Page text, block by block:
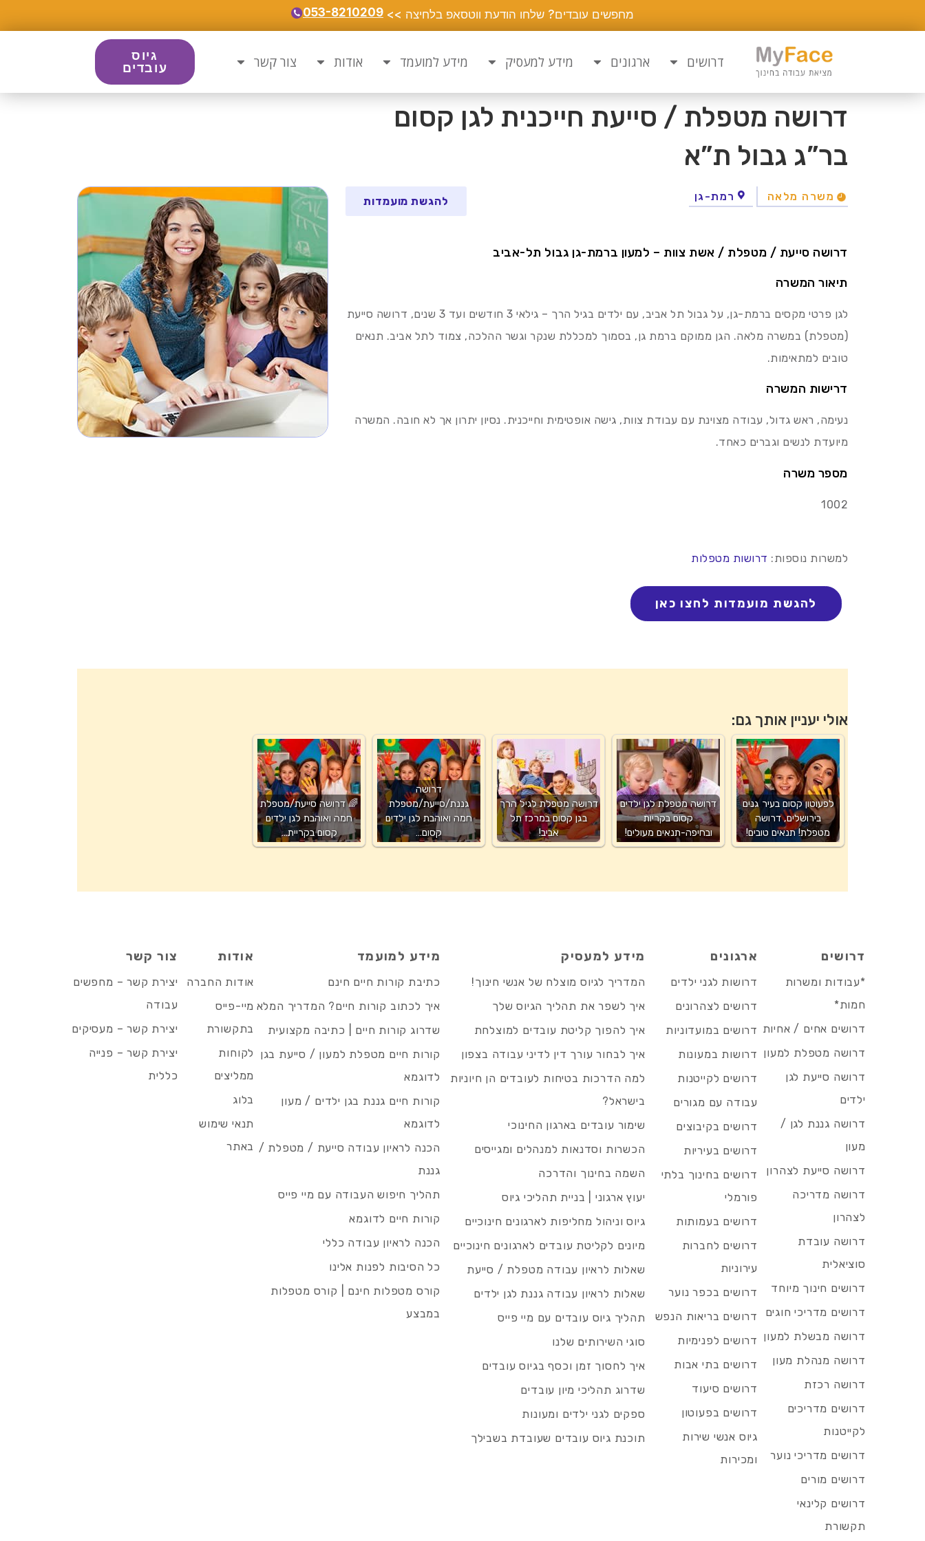
מחפשים עובדים? שלחו הודעת ווטסאפ בלחיצה >> 053-8210209
דרושים ארגונים מידע למעסיק מידע למועמד אודות צור קשר
גיוס
עובדים
דרושה מטפלת / סייעת חייכנית לגן קסום
בר”ג גבול ת”א
משרה מלאה רמת-גן להגשת מועמדות
דרושה סייעת / מטפלת / אשת צוות – למעון ברמת-גן גבול תל-אביב
תיאור המשרה
לגן פרטי מקסים ברמת-גן, על גבול תל אביב, עם ילדים בגיל הרך – גילאי 3 חודשים ועד 3 שנים, דרושה סייעת
(מטפלת) במשרה מלאה. הגן ממוקם ברמת גן, בסמוך למכללת שנקר וגשר ההלכה, צמוד לתל אביב. תנאים
טובים למתאימות.
דרישות המשרה
נעימה, ראש גדול, עבודה מצוינת עם עבודת צוות, גישה אופטימית וחייכנית. נסיון יתרון אך לא חובה. המשרה
מיועדת לנשים וגברים כאחד.
מספר משרה
1002
למשרות נוספות: דרושות מטפלות
אולי יעניין אותך גם:
🌈 דרושה סייעת/מטפלת
חמה ואוהבת לגן ילדים
קסום בקריית…
דרושה
גננת/סייעת/מטפלת
חמה ואוהבת לגן ילדים
קסום…
דרושה מטפלת לגיל הרך
בגן קסום במרכז תל
אביב!
דרושה מטפלת לגן ילדים
קסום בקריות
ובחיפה-תנאים מעולים!
לפעוטון קסום בעיר גנים
בירושלים, דרושה
מטפלת! תנאים טובים!
דרושים
*עבודות ומשרות
חמות*
דרושים אחים / אחיות
דרושה מטפלת למעון
דרושה סייעת לגן
ילדים
דרושה גננת לגן /
מעון
דרושה סייעת לצהרון
דרושה מדריכה
לצהרון
דרושה עובדת
סוציאלית
דרושים חינוך מיוחד
דרושים מדריכי חוגים
דרושה מבשלת למעון
דרושה מנהלת מעון
דרושה רכזת
דרושים מדריכים
לקייטנות
דרושים מדריכי נוער
דרושים מורים
דרושים קלינאי
תקשורת
ארגונים
דרושות לגני ילדים
דרושים לצהרונים
דרושים במועדוניות
דרושות במעונות
דרושים לקייטנות
עבודה עם מגורים
דרושים בקיבוצים
דרושים בעיריות
דרושים בחינוך בלתי
פורמלי
דרושים בעמותות
דרושים לחברות
עירוניות
דרושים בכפר נוער
דרושים בריאות הנפש
דרושים לפנימיות
דרושים בתי אבות
דרושים סיעוד
דרושים בפעוטון
גיוס אנשי שירות
ומכירות
מידע למעסיק
המדריך לגיוס מוצלח של אנשי חינוך!
איך לשפר את תהליך הגיוס שלך
איך להפוך קליטת עובדים למוצלחת
איך לבחור עורך דין לדיני עבודה בצפון
למה הדרכות בטיחות לעובדים הן חיוניות
בישראל?
שימור עובדים בארגון החינוכי
הכשרות וסדנאות למנהלים ומגייסים
השמה בחינוך והדרכה
יעוץ ארגוני | בניית תהליכי גיוס
גיוס וניהול מחליפות לארגונים חינוכיים
מיונים לקליטת עובדים לארגונים חינוכיים
שאלות לראיון עבודה מטפלת / סייעת
שאלות לראיון עבודה גננת לגן ילדים
תהליך גיוס עובדים עם מיי פייס
סוגי השירותים שלנו
איך לחסוך זמן וכסף בגיוס עובדים
שדרוג תהליכי מיון עובדים
ספקים לגני ילדים ומעונות
תוכנת גיוס עובדים שעובדת בשבילך
מידע למועמד
כתיבת קורות חיים חינם
איך לכתוב קורות חיים? המדריך המלא
שדרוג קורות חיים | כתיבה מקצועית
קורות חיים מטפלת למעון / סייעת בגן
לדוגמא
קורות חיים גננת בגן ילדים / מעון
לדוגמא
הכנה לראיון עבודה סייעת / מטפלת /
גננת
תהליך חיפוש העבודה עם מיי פייס
קורות חיים לדוגמא
הכנה לראיון עבודה כללי
כל הסיבות לפנות אלינו
קורס מטפלות חינם | קורס מטפלות
במבצע
אודות
אודות החברה
מיי-פייס
בתקשורת
לקוחות
ממליצים
בלוג
תנאי שימוש
באתר
צור קשר
יצירת קשר – מחפשים
עבודה
יצירת קשר – מעסיקים
יצירת קשר – פנייה
כללית